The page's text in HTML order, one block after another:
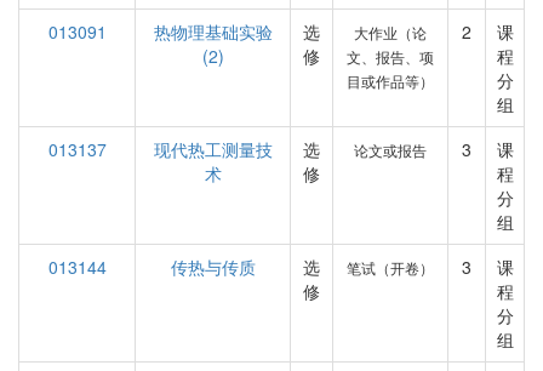
013091
热物理基础实验
(2)
选
修
大作业（论
文、报告、项
目或作品等）
2
课
程
分
组
013137
现代热工测量技
术
选
修
论文或报告 3
课
程
分
组
013144
传热与传质
选
修
笔试（开卷） 3
课
程
分
组